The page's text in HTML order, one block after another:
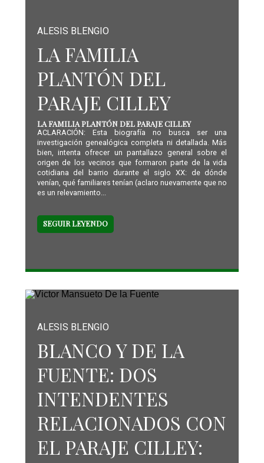
ALESIS BLENGIO
LA FAMILIA
PLANTÓN DEL
PARAJE CILLEY
LA FAMILIA PLANTÓN DEL PARAJE CILLEY
ACLARACIÓN: Esta biografía no busca ser una
investigación genealógica completa ni detallada. Más
bien, intenta ofrecer un pantallazo general sobre el
origen de los vecinos que formaron parte de la vida
cotidiana del barrio durante el siglo XX: de dónde
venían, qué familiares tenían (aclaro nuevamente que no
es un relevamiento...
SEGUIR LEYENDO
ALESIS BLENGIO
BLANCO Y DE LA
FUENTE: DOS
INTENDENTES
RELACIONADOS CON
EL PARAJE CILLEY: